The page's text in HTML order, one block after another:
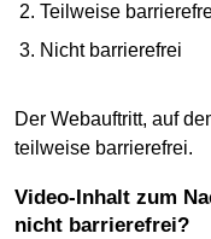
Teilweise
Nicht barrierefrei
Der Webauftritt, auf
teilweise barrierefrei.
Video-Inhalt zum Nachlesen: Welche Bereiche sind
nicht barrierefrei?